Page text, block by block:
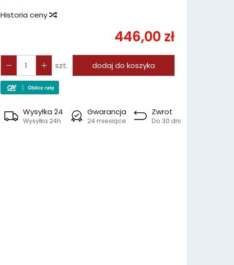
Historia ceny
446,00 zł
szt. dodaj do koszyka
Wysyłka 24
Wysyłka 24h
Gwarancja
24 miesiące
Zwrot
Do 30 dni